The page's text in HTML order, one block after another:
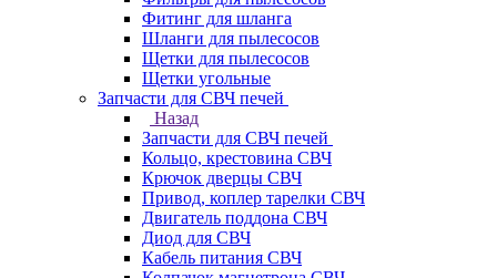
Фитинг для шланга
Шланги для пылесосов
Щетки для пылесосов
Щетки угольные
Запчасти для СВЧ печей
Назад
Запчасти для СВЧ печей
Кольцо, крестовина СВЧ
Крючок дверцы СВЧ
Привод, коплер тарелки СВЧ
Двигатель поддона СВЧ
Диод для СВЧ
Кабель питания СВЧ